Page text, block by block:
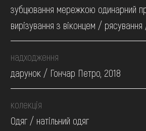
зубцювання мережкою одинарний
вирізування з віконцем /
надходження
дарунок / Гончар Петро, 2018
колекція
Одяг / натільний одяг